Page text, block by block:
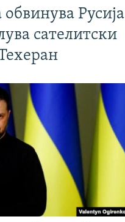
обвинува Русија
сателитски